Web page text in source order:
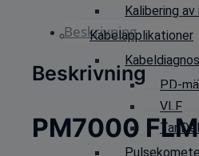
Kalibering
Kabelapplikationer
PD-
VLF
Beskrivning
Beskrivning
PM7000